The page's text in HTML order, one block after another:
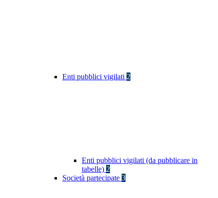
Enti pubblici vigilati 2
Enti pubblici vigilati (da pubblicare in
tabelle) 2
Società partecipate 3